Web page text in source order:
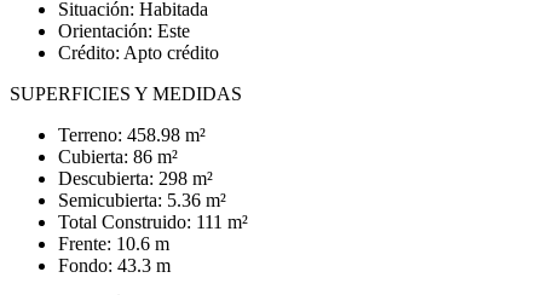
Situación: Habitada
Orientación: Este
Crédito: Apto crédito
SUPERFICIES Y MEDIDAS
Terreno: 458.98 m²
Cubierta: 86 m²
Descubierta: 298 m²
Semicubierta: 5.36 m²
Total Construido: 111 m²
Frente: 10.6 m
Fondo: 43.3 m